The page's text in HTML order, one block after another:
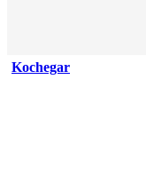
Kochegar